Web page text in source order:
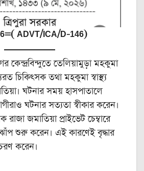
ADVT/ICA/D-146)
কেন্দ্রবিন্দুতে তেলিয়ামুড়া মহকুমা
চিকিৎসক তথা মহকুমা স্বাস্থ্য
ঘটনার সময় হাসপাতালে
ঘটনার সত্যতা স্বীকার করেন।
জমাতিয়া প্রাইভেট চেম্বারে
শুরু করেন। এই কারণেই বৃদ্ধার
করেন।